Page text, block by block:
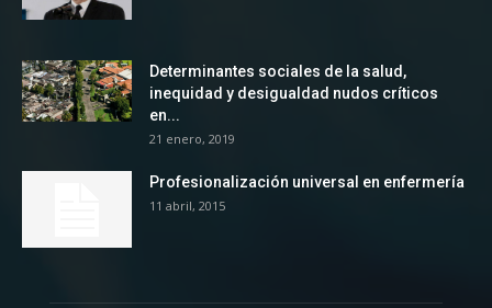
Determinantes sociales de la salud,
inequidad y desigualdad nudos críticos
en...
21 enero, 2019
Profesionalización universal en enfermería
11 abril, 2015